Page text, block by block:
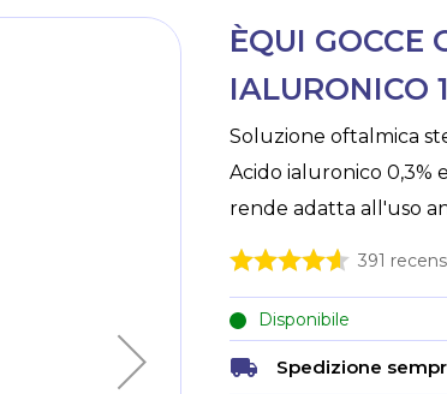
ÈQUI GOCCE
IALURONICO
Soluzione oftalmica
Acido ialuronico 0,3%
rende adatta all'uso
391
Disponibile
Spedizione
to
beginning
images
gallery